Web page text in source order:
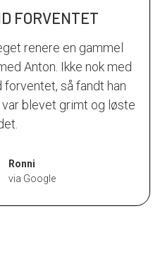
FORVENTET
renere en gammel
Anton. Ikke nok med
så fandt han
blevet grimt og løste
Ronni
via Google